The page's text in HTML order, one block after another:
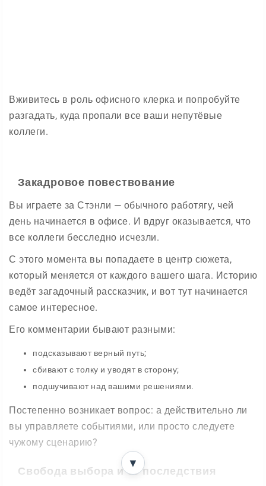
Вживитесь в роль офисного клерка и попробуйте
разгадать, куда пропали все ваши непутёвые
коллеги.
Закадровое повествование
Вы играете за Стэнли — обычного работягу, чей
день начинается в офисе. И вдруг оказывается, что
все коллеги бесследно исчезли.
С этого момента вы попадаете в центр сюжета,
который меняется от каждого вашего шага. Историю
ведёт загадочный рассказчик, и вот тут начинается
самое интересное.
Его комментарии бывают разными:
подсказывают верный путь;
сбивают с толку и уводят в сторону;
подшучивают над вашими решениями.
Постепенно возникает вопрос: а действительно ли
вы управляете событиями, или просто следуете
чужому сценарию?
Свобода выбора и её последствия
▼